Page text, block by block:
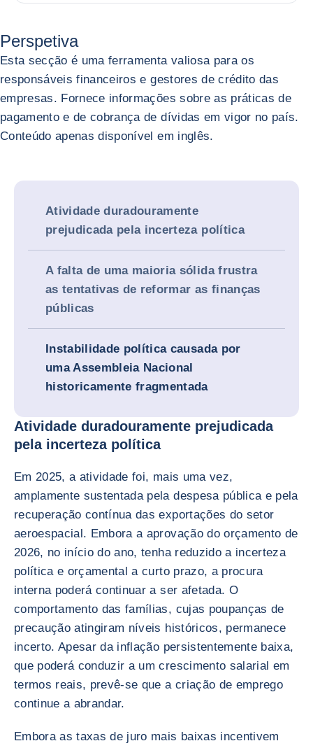
Perspetiva
Esta secção é uma ferramenta valiosa para os
responsáveis financeiros e gestores de crédito das
empresas. Fornece informações sobre as práticas de
pagamento e de cobrança de dívidas em vigor no país.
Conteúdo apenas disponível em inglês.
Atividade duradouramente
prejudicada pela incerteza política
A falta de uma maioria sólida frustra
as tentativas de reformar as finanças
públicas
Instabilidade política causada por
uma Assembleia Nacional
historicamente fragmentada
Atividade duradouramente prejudicada
pela incerteza política
Em 2025, a atividade foi, mais uma vez,
amplamente sustentada pela despesa pública e pela
recuperação contínua das exportações do setor
aeroespacial. Embora a aprovação do orçamento de
2026, no início do ano, tenha reduzido a incerteza
política e orçamental a curto prazo, a procura
interna poderá continuar a ser afetada. O
comportamento das famílias, cujas poupanças de
precaução atingiram níveis históricos, permanece
incerto. Apesar da inflação persistentemente baixa,
que poderá conduzir a um crescimento salarial em
termos reais, prevê-se que a criação de emprego
continue a abrandar.
Embora as taxas de juro mais baixas incentivem